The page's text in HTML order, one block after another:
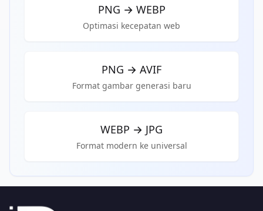
PNG → WEBP
Optimasi kecepatan web
PNG → AVIF
Format gambar generasi baru
WEBP → JPG
Format modern ke universal